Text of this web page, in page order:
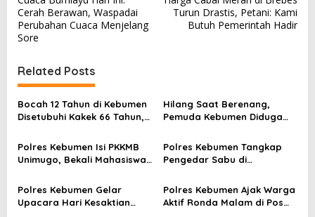
o
s
t
n
a
v
i
g
a
t
i
Cerah Berawan, Waspadai
Perubahan Cuaca Menjelang
Sore
Turun Drastis, Petani: Kami
Butuh Pemerintah Hadir
Related Posts
Bocah 12 Tahun di Kebumen
Disetubuhi Kakek 66 Tahun,
Korban!
Hilang Saat Berenang,
Pemuda Kebumen Diduga
Ambal
Polres Kebumen Isi PKKMB
Unimugo, Bekali Mahasiswa
Kekerasan
Polres Kebumen Tangkap
Pengedar Sabu di
Diamankan
Polres Kebumen Gelar
Upacara Hari Kesaktian
Polres Kebumen Ajak Warga
Aktif Ronda Malam di Pos